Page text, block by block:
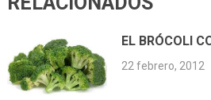
EL BRÓCOLI
22 febrero, 2012